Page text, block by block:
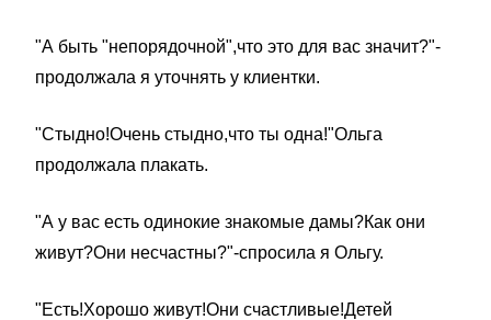
"А быть "непорядочной",что это для вас значит?"-
продолжала я уточнять у клиентки.
"Стыдно!Очень стыдно,что ты одна!"Ольга
продолжала плакать.
"А у вас есть одинокие знакомые дамы?Как они
живут?Они несчастны?"-спросила я Ольгу.
"Есть!Хорошо живут!Они счастливые!Детей